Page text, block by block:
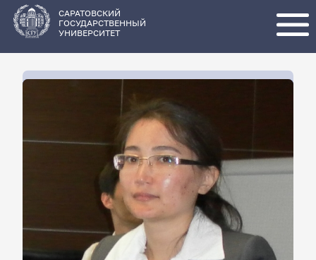
основному
содержанию
САРАТОВСКИЙ
ГОСУДАРСТВЕННЫЙ
УНИВЕРСИТЕТ